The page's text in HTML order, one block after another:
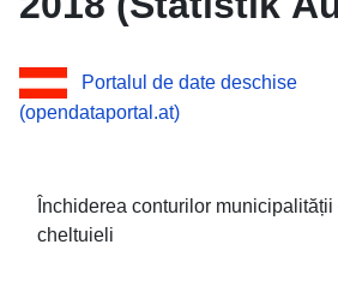
Portalul de date deschise
(opendataportal.at)
Închiderea conturilor
cheltuieli